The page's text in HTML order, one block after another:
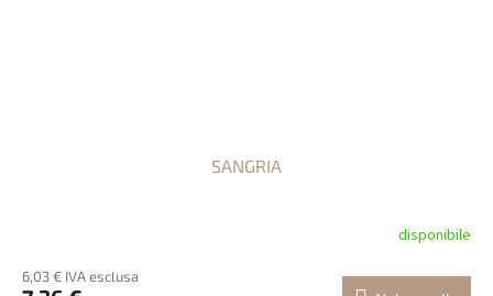
SANGRIA
disponibile
6,03 € IVA esclusa